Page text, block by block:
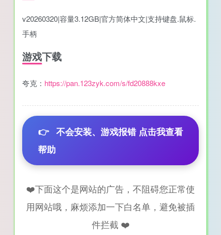
v20260320|容量3.12GB|官方简体中文|支持键盘.鼠标.
手柄
游戏下载
夸克： https://pan.123zyk.com/s/fd20888kxe
👉 不会安装、游戏报错 点击我查看
帮助
❤️下面这个是网站的广告，不阻碍您正常使
用网站哦，麻烦添加一下白名单，避免被插
件拦截 ❤️